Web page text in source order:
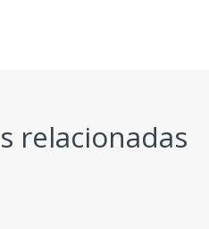
relacionadas